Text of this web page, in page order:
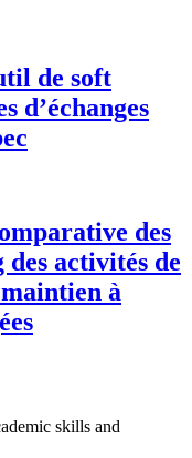
de soft
d’échanges
des
activités de
à
skills and